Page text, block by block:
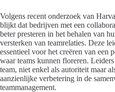
Volgens recent onderzoek van
blijkt dat bedrijven met een
beter presteren in het behalen van
versterken van teamrelaties. Deze
essentieel voor het creëren van een
waar teams kunnen floreren.
team, niet enkel als autoriteit maar
aanzienlijke verbetering in de
teammanagement.